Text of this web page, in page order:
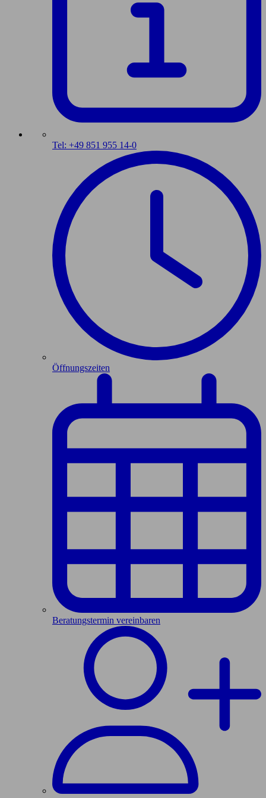
Tel: +49 851 955 14-0
Öffnungszeiten
Beratungstermin vereinbaren